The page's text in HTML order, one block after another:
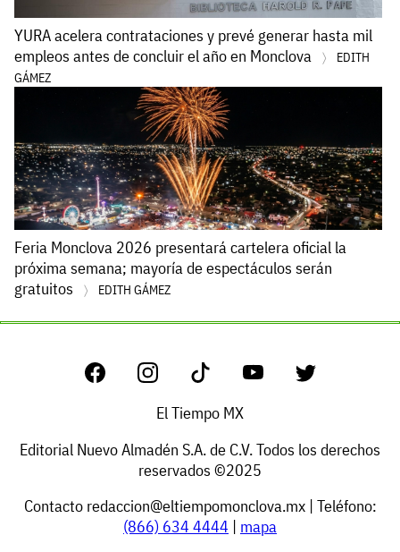
YURA acelera contrataciones y prevé generar hasta mil
empleos antes de concluir el año en Monclova
EDITH
GÁMEZ
Feria Monclova 2026 presentará cartelera oficial la
próxima semana; mayoría de espectáculos serán
gratuitos
EDITH GÁMEZ
El Tiempo MX
Editorial Nuevo Almadén S.A. de C.V. Todos los derechos
reservados ©2025
Contacto redaccion@eltiempomonclova.mx| Teléfono:
(866) 634 4444 | mapa